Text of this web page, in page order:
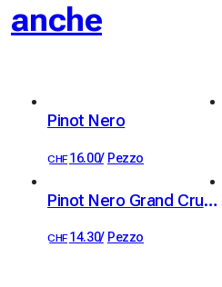
anche
Pinot Nero
CHF 16.00/ Pezzo
Pinot Nero Grand Cru, Villeneuve, AOC Chablais, Christophe Bertholet 70cl
CHF 14.30/ Pezzo